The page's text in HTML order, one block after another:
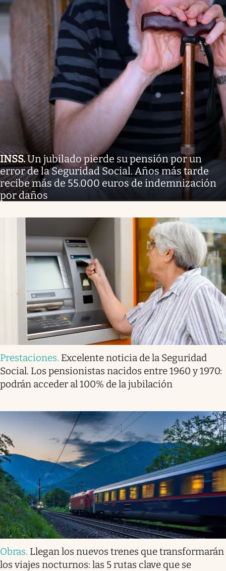
INSS.Un jubilado pierde su pensión por un
error de la Seguridad Social. Años más tarde
recibe más de 55.000 euros de indemnización
por daños
Prestaciones. Excelente noticia de la Seguridad
Social. Los pensionistas nacidos entre 1960 y 1970:
podrán acceder al 100% de la jubilación
Obras. Llegan los nuevos trenes que transformarán
los viajes nocturnos: las 5 rutas clave que se